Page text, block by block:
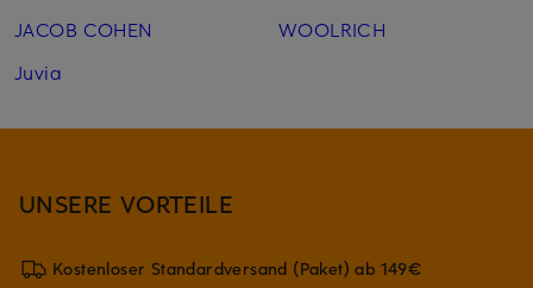
JACOB COHEN
Juvia
WOOLRICH
UNSERE VORTEILE
Kostenloser Standardversand (Paket) ab 149€